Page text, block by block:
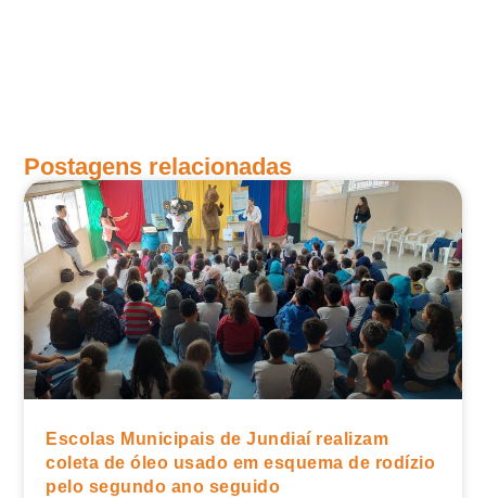
Postagens relacionadas
Escolas Municipais de Jundiaí realizam
coleta de óleo usado em esquema de rodízio
pelo segundo ano seguido